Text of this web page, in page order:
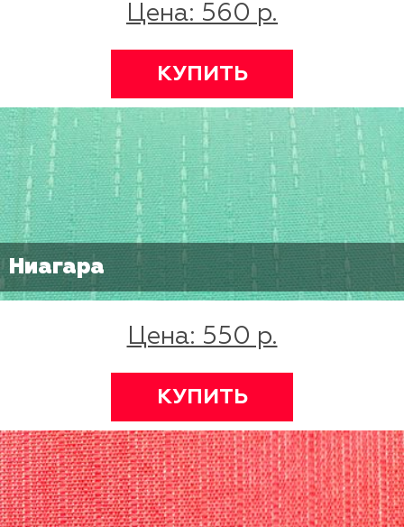
Цена: 560 р.
КУПИТЬ
Ниагара
Цена: 550 р.
КУПИТЬ